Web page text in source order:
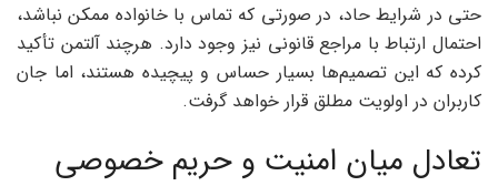
حتی در شرایط حاد، در صورتی که تماس با خانواده ممکن نباشد،
احتمال ارتباط با مراجع قانونی نیز وجود دارد. هرچند آلتمن تأکید
کرده که این تصمیم‌ها بسیار حساس و پیچیده هستند، اما جان
کاربران در اولویت مطلق قرار خواهد گرفت.
تعادل میان امنیت و حریم خصوصی